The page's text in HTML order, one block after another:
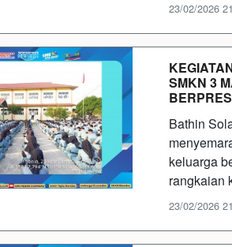
23/02/2026
SMKN 3
Bathin
keluarga
rangkaian
23/02/2026